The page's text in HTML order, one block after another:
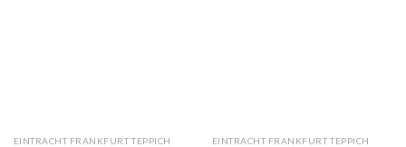
EINTRACHT FRANKFURT TEPPICH EINTRACHT FRANKFURT TEPPICH